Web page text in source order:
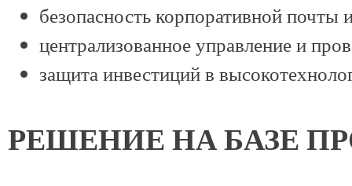
безопасность корпоративной
централизованное управление и
защита инвестиций в
РЕШЕНИЕ НА БАЗЕ